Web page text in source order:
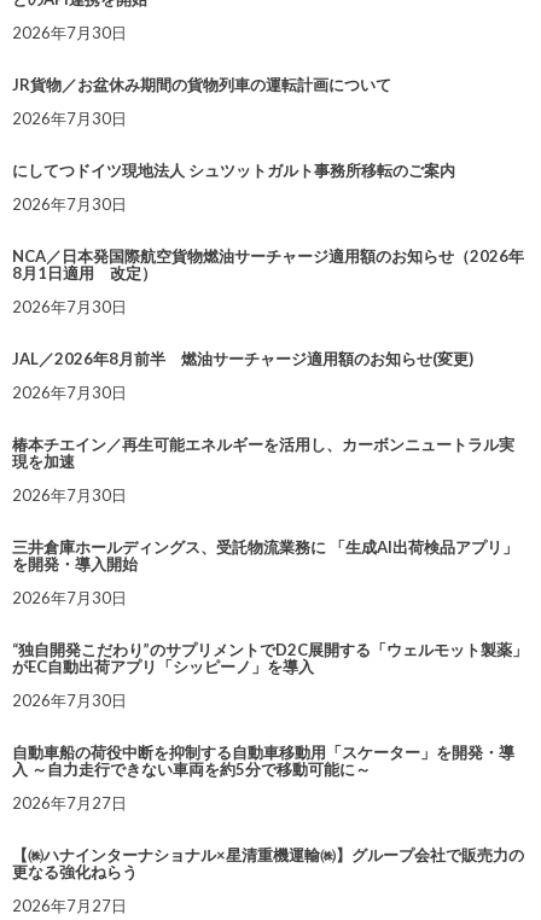
2026年7月30日
JR貨物／お盆休み期間の貨物列車の運転計画について
2026年7月30日
にしてつドイツ現地法人 シュツットガルト事務所移転のご案内
2026年7月30日
NCA／日本発国際航空貨物燃油サーチャージ適用額のお知らせ（2026年
8月1日適用 改定）
2026年7月30日
JAL／2026年8月前半 燃油サーチャージ適用額のお知らせ(変更)
2026年7月30日
椿本チエイン／再生可能エネルギーを活用し、カーボンニュートラル実
現を加速
2026年7月30日
三井倉庫ホールディングス、受託物流業務に 「生成AI出荷検品アプリ」
を開発・導入開始
2026年7月30日
“独自開発こだわり”のサプリメントでD2C展開する「ウェルモット製薬」
がEC自動出荷アプリ「シッピーノ」を導入
2026年7月30日
自動車船の荷役中断を抑制する自動車移動用「スケーター」を開発・導
入 ～自力走行できない車両を約5分で移動可能に～
2026年7月27日
【㈱ハナインターナショナル×星清重機運輸㈱】グループ会社で販売力の
更なる強化ねらう
2026年7月27日